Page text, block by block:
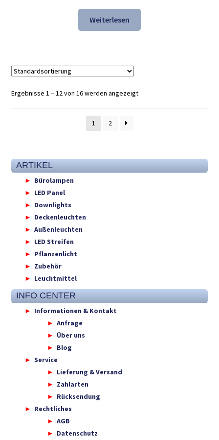
war:
127,99 €
ist:
97,98 €.
Weiterlesen
Ergebnisse 1 – 12 von 16 werden angezeigt
1 2
ARTIKEL
Bürolampen
LED Panel
Downlights
Deckenleuchten
Außenleuchten
LED Streifen
Pflanzenlicht
Zubehör
Leuchtmittel
INFO CENTER
Informationen & Kontakt
Anfrage
Über uns
Blog
Service
Lieferung & Versand
Zahlarten
Rücksendung
Rechtliches
AGB
Datenschutz